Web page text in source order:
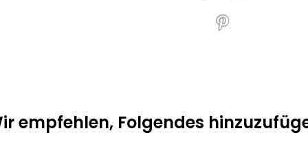
empfehlen, Folgendes